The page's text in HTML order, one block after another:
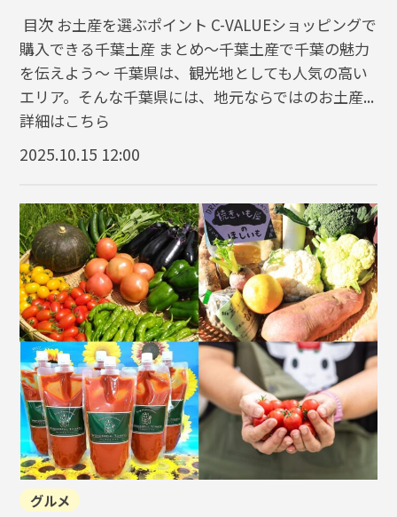
目次 お土産を選ぶポイント C-VALUEショッピングで
購入できる千葉土産 まとめ～千葉土産で千葉の魅力
を伝えよう～ 千葉県は、観光地としても人気の高い
エリア。そんな千葉県には、地元ならではのお土産...
詳細はこちら
2025.10.15 12:00
グルメ